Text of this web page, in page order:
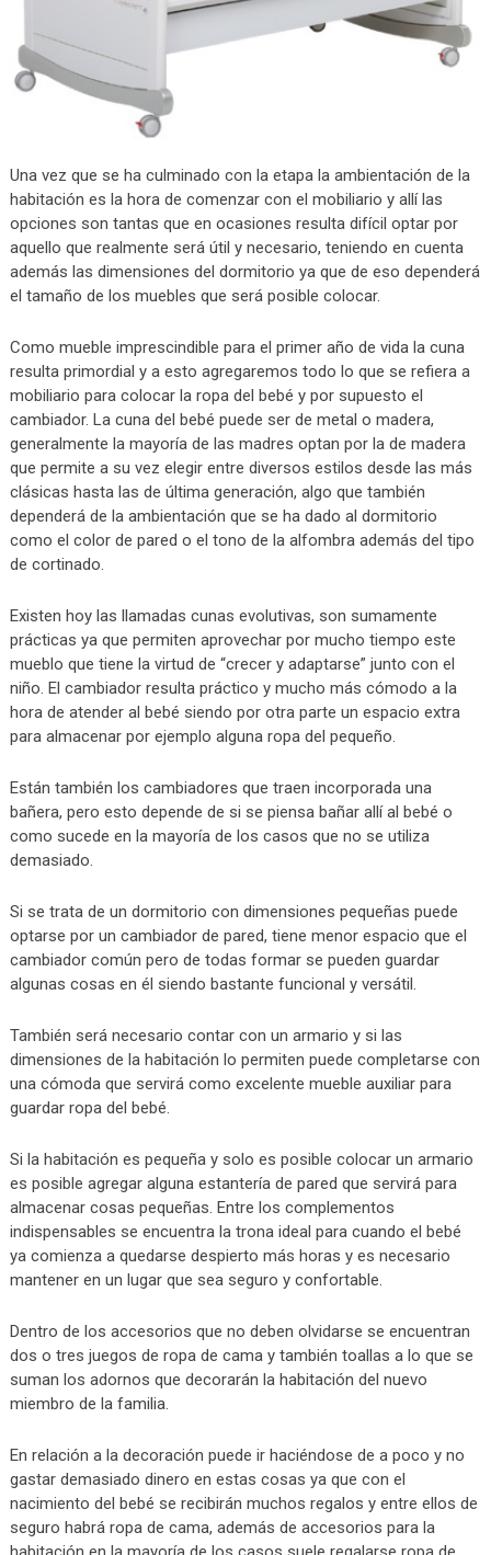
Una vez que se ha culminado con la etapa la ambientación de la
habitación es la hora de comenzar con el mobiliario y allí las
opciones son tantas que en ocasiones resulta difícil optar por
aquello que realmente será útil y necesario, teniendo en cuenta
además las dimensiones del dormitorio ya que de eso dependerá
el tamaño de los muebles que será posible colocar.
Como mueble imprescindible para el primer año de vida la cuna
resulta primordial y a esto agregaremos todo lo que se refiera a
mobiliario para colocar la ropa del bebé y por supuesto el
cambiador. La cuna del bebé puede ser de metal o madera,
generalmente la mayoría de las madres optan por la de madera
que permite a su vez elegir entre diversos estilos desde las más
clásicas hasta las de última generación, algo que también
dependerá de la ambientación que se ha dado al dormitorio
como el color de pared o el tono de la alfombra además del tipo
de cortinado.
Existen hoy las llamadas cunas evolutivas, son sumamente
prácticas ya que permiten aprovechar por mucho tiempo este
mueblo que tiene la virtud de “crecer y adaptarse” junto con el
niño. El cambiador resulta práctico y mucho más cómodo a la
hora de atender al bebé siendo por otra parte un espacio extra
para almacenar por ejemplo alguna ropa del pequeño.
Están también los cambiadores que traen incorporada una
bañera, pero esto depende de si se piensa bañar allí al bebé o
como sucede en la mayoría de los casos que no se utiliza
demasiado.
Si se trata de un dormitorio con dimensiones pequeñas puede
optarse por un cambiador de pared, tiene menor espacio que el
cambiador común pero de todas formar se pueden guardar
algunas cosas en él siendo bastante funcional y versátil.
También será necesario contar con un armario y si las
dimensiones de la habitación lo permiten puede completarse con
una cómoda que servirá como excelente mueble auxiliar para
guardar ropa del bebé.
Si la habitación es pequeña y solo es posible colocar un armario
es posible agregar alguna estantería de pared que servirá para
almacenar cosas pequeñas. Entre los complementos
indispensables se encuentra la trona ideal para cuando el bebé
ya comienza a quedarse despierto más horas y es necesario
mantener en un lugar que sea seguro y confortable.
Dentro de los accesorios que no deben olvidarse se encuentran
dos o tres juegos de ropa de cama y también toallas a lo que se
suman los adornos que decorarán la habitación del nuevo
miembro de la familia.
En relación a la decoración puede ir haciéndose de a poco y no
gastar demasiado dinero en estas cosas ya que con el
nacimiento del bebé se recibirán muchos regalos y entre ellos de
seguro habrá ropa de cama, además de accesorios para la